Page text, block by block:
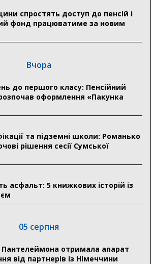
спростять доступ до пенсій і
фонд працюватиме за новим
Вчора
до першого класу: Пенсійний
оформлення «Пакунка
та підземні школи: Романько
рішення сесії Сумської
асфальт: 5 книжкових історій із
05 серпня
Пантелеймона отримала апарат
від партнерів із Німеччини